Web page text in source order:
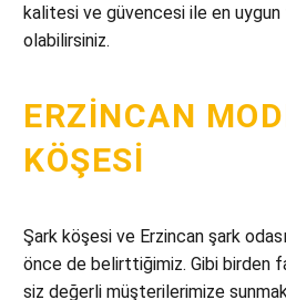
kalitesi ve güvencesi ile en
olabilirsiniz.
ERZINCAN
KÖŞESI
Şark köşesi ve Erzincan şark
önce de belirttiğimiz. Gibi birden
siz değerli müşterilerimize